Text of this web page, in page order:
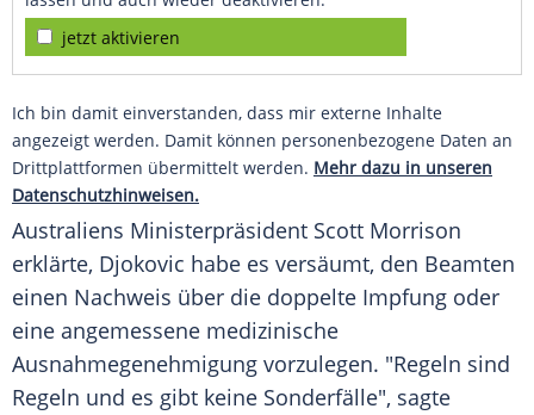
jetzt aktivieren
Ich bin damit einverstanden, dass mir externe Inhalte
angezeigt werden. Damit können personenbezogene Daten an
Drittplattformen übermittelt werden. Mehr dazu in unseren
Datenschutzhinweisen.
Australiens Ministerpräsident Scott Morrison
erklärte, Djokovic habe es versäumt, den Beamten
einen Nachweis über die doppelte Impfung oder
eine angemessene medizinische
Ausnahmegenehmigung vorzulegen. "Regeln sind
Regeln und es gibt keine Sonderfälle", sagte